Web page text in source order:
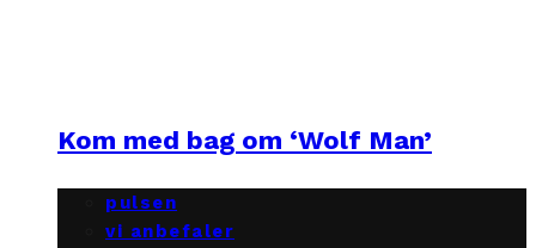
Kom med bag om ‘Wolf Man’
pulsen
vi anbefaler